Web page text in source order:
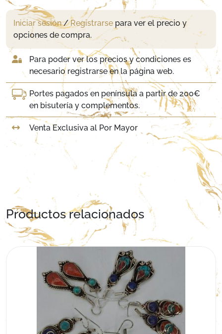
Iniciar sesión/Registrarse para ver el precio y
opciones de compra.
Para poder ver los precios y condiciones es
necesario registrarse en la página web.
Portes pagados en península a partir de 200€
en bisutería y complementos.
Venta Exclusiva al Por Mayor
Productos relacionados